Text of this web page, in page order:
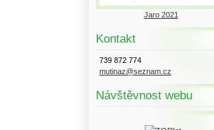
Jaro 2021
Kontakt
739 872 774
mutinaz@seznam.cz
Návštěvnost webu